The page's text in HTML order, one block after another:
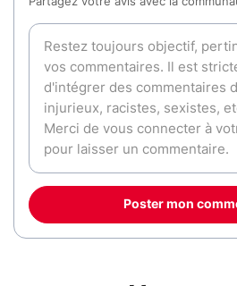
Partagez votre avis avec la
Poster mon